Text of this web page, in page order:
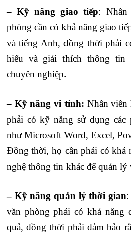
– Kỹ năng giao tiếp: Nhân
phòng cần có khả năng giao
và tiếng Anh, đồng thời phải
hiểu và giải thích thông tin
chuyên nghiệp.
– Kỹ năng vi tính: Nhân viên
phải có kỹ năng sử dụng các
như Microsoft Word, Excel,
Đồng thời, họ cần phải có khả
nghệ thông tin khác để quản
– Kỹ năng quản lý thời gian
văn phòng phải có khả năng
quả, đồng thời phải đảm bảo